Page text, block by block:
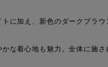
に加え、新色のダークブラウ
な着心地も魅力。全体に施